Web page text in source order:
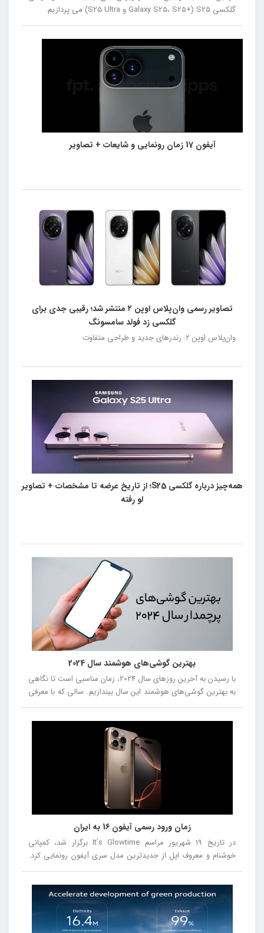
گلکسی S25 (+Galaxy S25، S25 و S25 Ultra) می پردازیم.
آیفون 17 زمان رونمایی و شایعات + تصاویر
تصاویر رسمی وان‌پلاس اوپن ۲ منتشر شد؛ رقیبی جدی برای
گلکسی زد فولد سامسونگ
وان‌پلاس اوپن ۲: رندرهای جدید و طراحی متفاوت
همه‌چیز درباره گلکسی S25؛ از تاریخ عرضه تا مشخصات + تصاویر
لو رفته
بهترین گوشی‌های هوشمند سال 2024
با رسیدن به آخرین روزهای سال 2024، زمان مناسبی است تا نگاهی
به بهترین گوشی‌های هوشمند این سال بیندازیم. سالی که با معرفی
مدل‌های جدید و نوآورانه، دنیای فناوری را تحت تأثیر قرار داد. از
دستگاه‌هایی با عملکرد بی‌نظیر، این سال با رقابت سختی بین
برندهای مختلف همراه بود. در این مقاله، بهترین گوشی‌های سال
2024 را از شماره 5 تا شماره 1 معرفی خواهیم کرد، تا شما بتوانید با
توجه به نقاط قوت و ضعف هر مدل، انتخاب بهتری داشته باشید.
زمان ورود رسمی آیفون 16 به ایران
در تاریخ ۱۹ شهریور مراسم It’s Glowtime برگزار شد، کمپانی
خوشنام و معروف اپل از جدیدترین مدل سری آیفون رونمایی کرد.
در این مراسم از آیفون ۱۶، آیفون ۱۶ پلاس، آیفون ۱۶ پرو و آیفون ۱۶